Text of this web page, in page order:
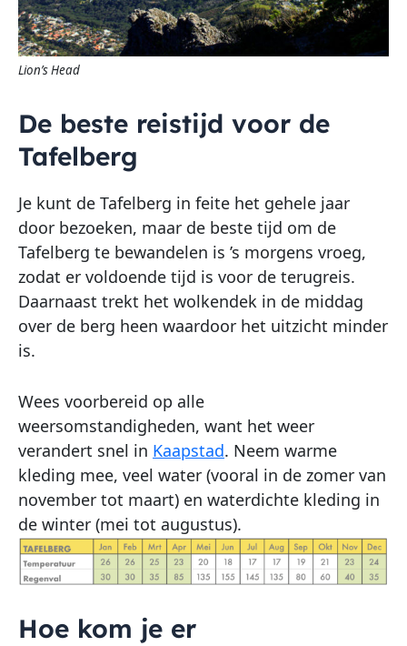
Lion’s Head
De beste reistijd voor de
Tafelberg
Je kunt de Tafelberg in feite het gehele jaar
door bezoeken, maar de beste tijd om de
Tafelberg te bewandelen is ’s morgens vroeg,
zodat er voldoende tijd is voor de terugreis.
Daarnaast trekt het wolkendek in de middag
over de berg heen waardoor het uitzicht minder
is.
Wees voorbereid op alle
weersomstandigheden, want het weer
verandert snel in Kaapstad. Neem warme
kleding mee, veel water (vooral in de zomer van
november tot maart) en waterdichte kleding in
de winter (mei tot augustus).
Hoe kom je er